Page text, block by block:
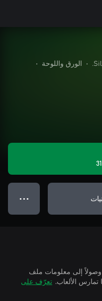
• الورق واللوحة
•
● ● ●
وصولاً إلى معلومات ملف
تعرّف على